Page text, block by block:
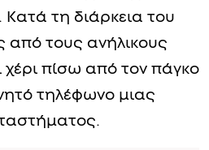
τη διάρκεια του
από τους ανήλικους
χέρι πίσω από τον πάγκο
τηλέφωνο μιας